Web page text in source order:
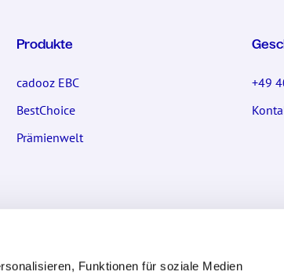
Funktionen für soziale Medien
Produkte
cadooz EBC
BestChoice
Prämienwelt
+49